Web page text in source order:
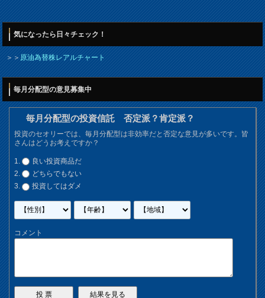
気になったら日々チェック！
＞＞原油為替株レアルチャート
毎月分配型の意見募集中
毎月分配型の投資信託 否定派？肯定派？
投資のセオリーでは、毎月分配型は非効率だと否定な意見が多いです。皆
さんはどうお考えですか？
良い投資商品だ
どちらでもない
投資してはダメ
コメント